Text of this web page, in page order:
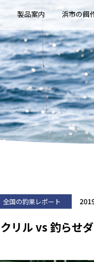
製品案内 浜市の餌
全国の釣果レポート
リル vs 釣らせ